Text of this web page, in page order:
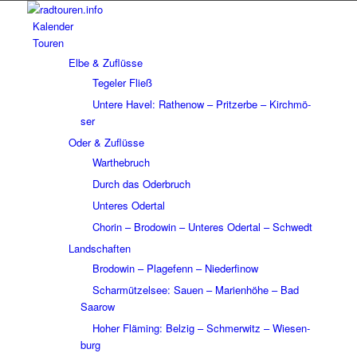
Kalen­der
Touren
Elbe & Zuflüsse
Tege­ler Fließ
Untere Havel: Rathe­now – Prit­zerbe – Kirch­mö­
ser
Oder & Zuflüsse
Wart­he­bruch
Durch das Oder­bruch
Unte­res Oder­tal
Chorin – Brodo­win – Unte­res Oder­tal – Schwedt
Land­schaf­ten
Brodo­win – Plage­fenn – Nieder­fi­now
Schar­müt­zel­see: Sauen – Mari­en­höhe – Bad
Saarow
Hoher Fläming: Belzig – Schmer­witz – Wiesen­
burg